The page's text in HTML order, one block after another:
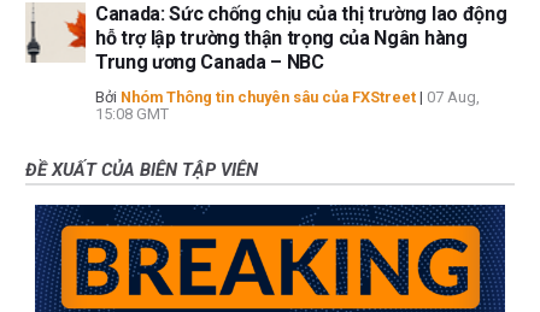
Canada: Sức chống chịu của thị trường lao động
hỗ trợ lập trường thận trọng của Ngân hàng
Trung ương Canada – NBC
Bởi Nhóm Thông tin chuyên sâu của FXStreet | 07 Aug,
15:08 GMT
ĐỀ XUẤT CỦA BIÊN TẬP VIÊN